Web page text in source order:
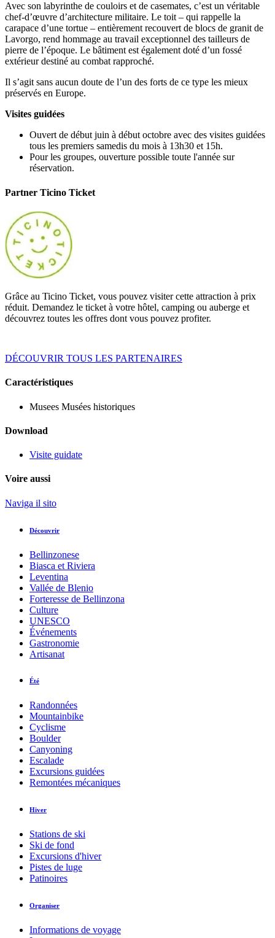
Avec son labyrinthe de couloirs et de casemates, c’est un véritable
chef-d’œuvre d’architecture militaire. Le toit – qui rappelle la
carapace d’une tortue – entièrement recouvert de blocs de granit de
Lavorgo, rend hommage au travail exceptionnel des tailleurs de
pierre de l’époque. Le bâtiment est également doté d’un fossé
extérieur destiné au combat rapproché.
Il s’agit sans aucun doute de l’un des forts de ce type les mieux
préservés en Europe.
Visites guidées
Ouvert de début juin à début octobre avec des visites guidées
tous les premiers samedis du mois à 13h30 et 15h.
Pour les groupes, ouverture possible toute l'année sur
réservation.
Partner Ticino Ticket
Grâce au Ticino Ticket, vous pouvez visiter cette attraction à prix
réduit. Demandez le ticket à votre hôtel, camping ou auberge et
découvrez toutes les offres dont vous pouvez profiter.
DÉCOUVRIR TOUS LES PARTENAIRES
Caractéristiques
Musees Musées historiques
Download
Visite guidate
Voire aussi
Naviga il sito
Découvrir
Bellinzonese
Biasca et Riviera
Leventina
Vallée de Blenio
Forteresse de Bellinzona
Culture
UNESCO
Événements
Gastronomie
Artisanat
Été
Randonnées
Mountainbike
Cyclisme
Boulder
Canyoning
Escalade
Excursions guidées
Remontées mécaniques
Hiver
Stations de ski
Ski de fond
Excursions d'hiver
Pistes de luge
Patinoires
Organiser
Informations de voyage